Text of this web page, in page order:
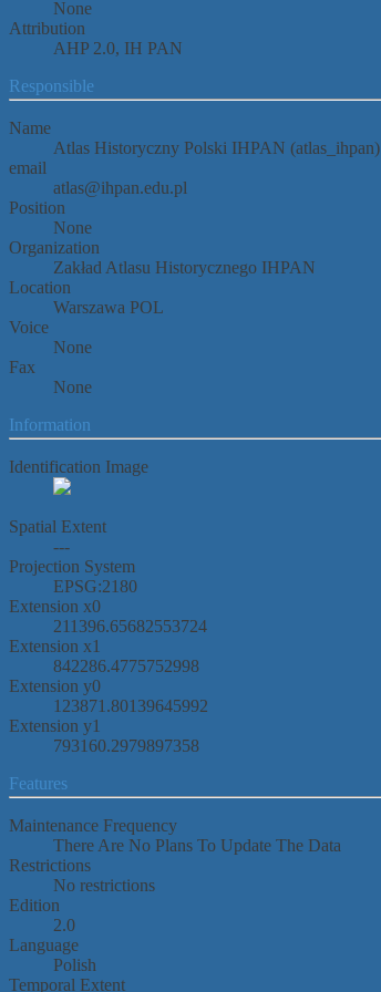
None
Attribution
AHP 2.0, IH PAN
Responsible
Name
Atlas Historyczny Polski IHPAN (atlas_ihpan)
email
atlas@ihpan.edu.pl
Position
None
Organization
Zakład Atlasu Historycznego IHPAN
Location
Warszawa POL
Voice
None
Fax
None
Information
Identification Image
Spatial Extent
---
Projection System
EPSG:2180
Extension x0
211396.65682553724
Extension x1
842286.4775752998
Extension y0
123871.80139645992
Extension y1
793160.2979897358
Features
Maintenance Frequency
There Are No Plans To Update The Data
Restrictions
No restrictions
Edition
2.0
Language
Polish
Temporal Extent